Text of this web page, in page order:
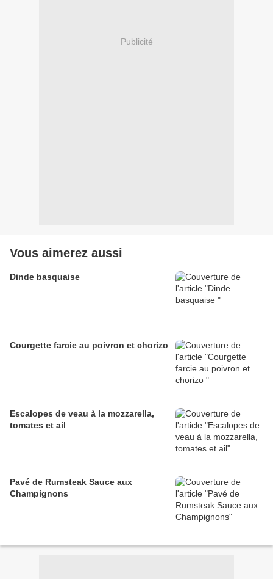
Publicité
Vous aimerez aussi
Dinde basquaise
Courgette farcie au poivron et chorizo
Escalopes de veau à la mozzarella,
tomates et ail
Pavé de Rumsteak Sauce aux
Champignons